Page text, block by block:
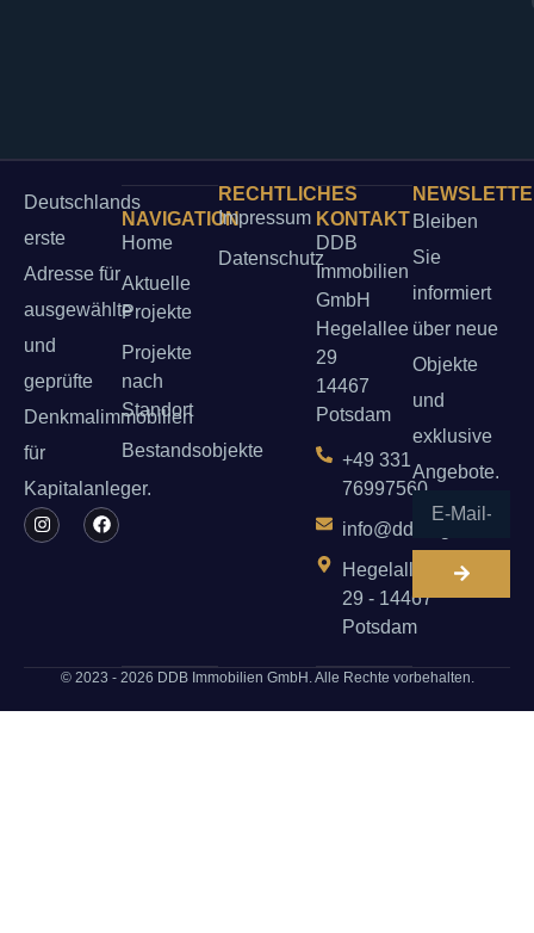
Deutschlands
erste
Adresse für
ausgewählte
und
geprüfte
Denkmalimmobilien
für
Kapitalanleger.
NAVIGATION
Home
Aktuelle
Projekte
Projekte
nach
Standort
Bestandsobjekte
RECHTLICHES
Impressum
Datenschutz
KONTAKT
DDB
Immobilien
GmbH
Hegelallee
29
14467
Potsdam
+49 331
76997560
info@ddb.ag
Hegelallee
29 - 14467
Potsdam
Bleiben
Sie
informiert
über neue
Objekte
und
exklusive
Angebote.
© 2023 - 2026 DDB Immobilien GmbH. Alle Rechte vorbehalten.